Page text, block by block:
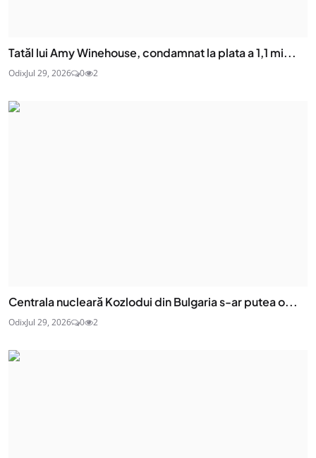
Tatăl lui Amy Winehouse, condamnat la plata a 1,1 mi...
OdixJul 29, 2026 0 2
Centrala nucleară Kozlodui din Bulgaria s-ar putea o...
OdixJul 29, 2026 0 2